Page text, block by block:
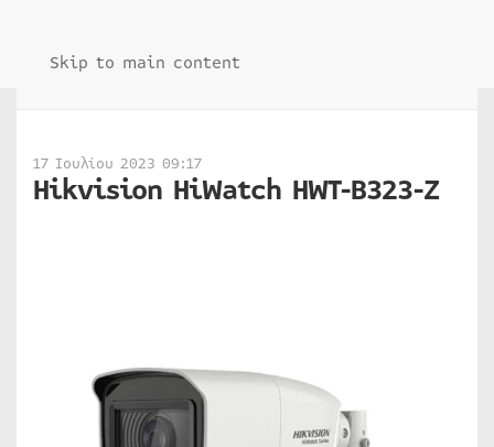
Skip to main content
17 Ιουλίου 2023 09:17
Hikvision HiWatch HWT-B323-Z